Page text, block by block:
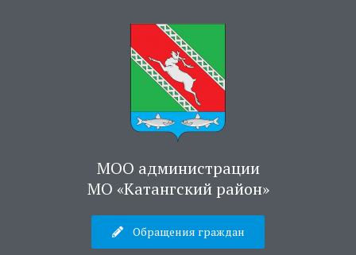
МОО администрации
МО «Катангский район»
Обращения граждан